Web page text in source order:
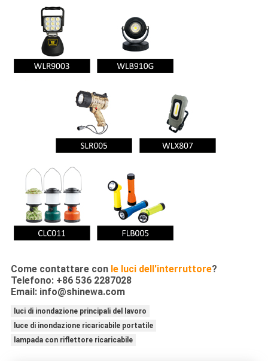
Come contattare con le luci dell'interruttore?
Telefono: +86 536 2287028
Email: info@shinewa.com
luci di inondazione principali del lavoro
luce di inondazione ricaricabile portatile
lampada con riflettore ricaricabile